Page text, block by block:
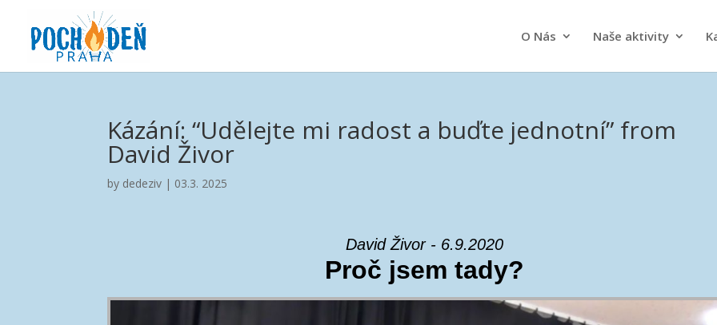
O Nás Naše aktivity
Kázání: “Udělejte mi radost a buďte jednotní” from
David Živor
by dedeziv | 03.3. 2025
David Živor - 6.9.2020
Proč jsem tady?